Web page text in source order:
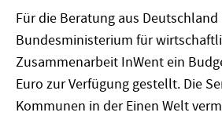
Für die Beratung aus
Bundesministerium für
Zusammenarbeit InWent ein
Euro zur Verfügung gestellt. Die
Kommunen in der Einen Welt